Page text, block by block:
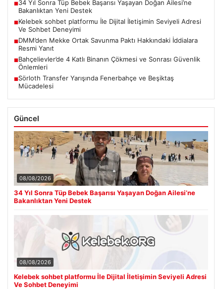
■34 Yıl Sonra Tüp Bebek Başarısı Yaşayan Doğan Ailesi’ne
Bakanlıktan Yeni Destek
■Kelebek sohbet platformu İle Dijital İletişimin Seviyeli Adresi
Ve Sohbet Deneyimi
■DMM’den Mekke Ortak Savunma Paktı Hakkındaki İddialara
Resmi Yanıt
■Bahçelievler’de 4 Katlı Binanın Çökmesi ve Sonrası Güvenlik
Önlemleri
■Sörloth Transfer Yarışında Fenerbahçe ve Beşiktaş
Mücadelesi
Güncel
08/08/2026
34 Yıl Sonra Tüp Bebek Başarısı Yaşayan Doğan Ailesi’ne
Bakanlıktan Yeni Destek
08/08/2026
Kelebek sohbet platformu İle Dijital İletişimin Seviyeli Adresi
Ve Sohbet Deneyimi